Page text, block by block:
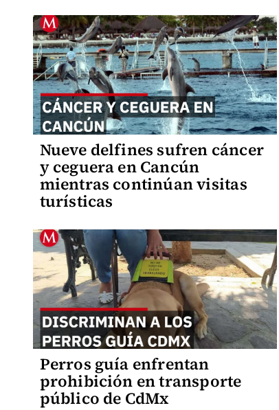
Nueve delfines sufren cáncer
y ceguera en Cancún
mientras continúan visitas
turísticas
Perros guía enfrentan
prohibición en transporte
público de CdMx